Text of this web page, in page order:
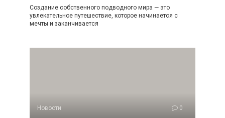
Создание собственного подводного мира — это
увлекательное путешествие, которое начинается с
мечты и заканчивается
Новости 0